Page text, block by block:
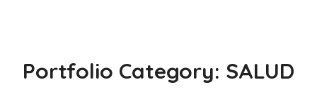
Portfolio Category: SALUD